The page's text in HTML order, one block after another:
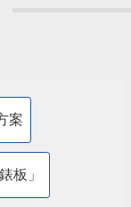
案
板」